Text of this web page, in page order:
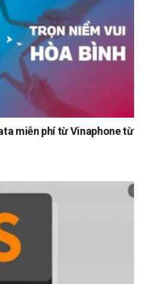
miễn phí từ Vinaphone từ